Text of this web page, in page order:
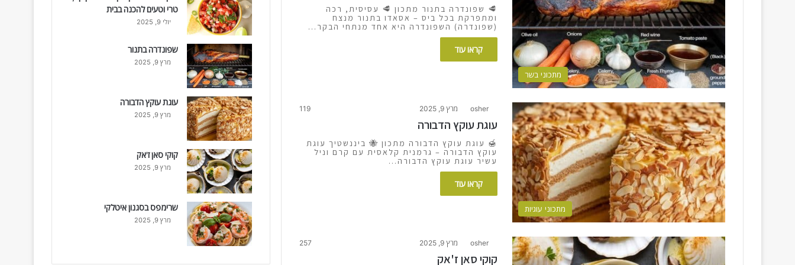
מתכוני בשר
🥩 שפונדרה בתנור מתכון 🥩 עסיסית, רכה
ומתפרקת בכל ביס – אסאדו בתנור מנצח
(שפונדרה) השפונדרה היא אחד מנתחי הבקר…
קראו עוד
מתכוני עוגיות
osher מרץ 9, 2025 119
עוגת עוקץ הדבורה
🍯 עוגת עוקץ הדבורה מתכון 🐝 ביננשטיך עוגת
עוקץ הדבורה – גרמנית קלאסית עם קרם וניל
עשיר עוגת עוקץ הדבורה…
קראו עוד
osher מרץ 9, 2025 257
קוקי סאן ז'אק
טרי וטעים להכנה בבית
יולי 9, 2025
שפונדרה בתנור
מרץ 9, 2025
עוגת עוקץ הדבורה
מרץ 9, 2025
קוקי סאן ז'אק
מרץ 9, 2025
שרימפס בסגנון איטלקי
מרץ 9, 2025